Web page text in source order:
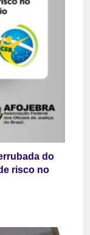
do
risco no